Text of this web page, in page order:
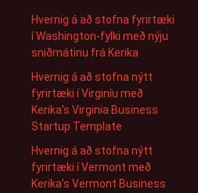
Hvernig á að stofna fyrirtæki
í Washington-fylki með nýju
sniðmátinu frá Kerika
Hvernig á að stofna nýtt
fyrirtæki í Virginíu með
Kerika’s Virginia Business
Startup Template
Hvernig á að stofna nýtt
fyrirtæki í Vermont með
Kerika’s Vermont Business